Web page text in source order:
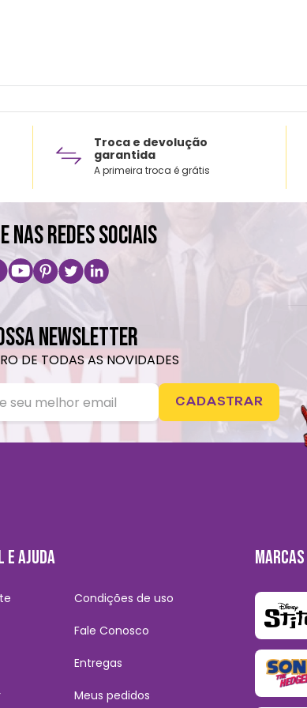
Troca e devolução
garantida
A primeira troca é grátis
NAS REDES SOCIAIS
NEWSLETTER
DE TODAS AS NOVIDADES
CADASTRAR
E AJUDA
Condições de uso
Fale Conosco
Entregas
Meus pedidos
MARCAS